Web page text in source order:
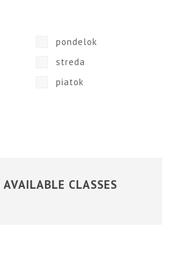
pondelok
streda
piatok
AVAILABLE CLASSES